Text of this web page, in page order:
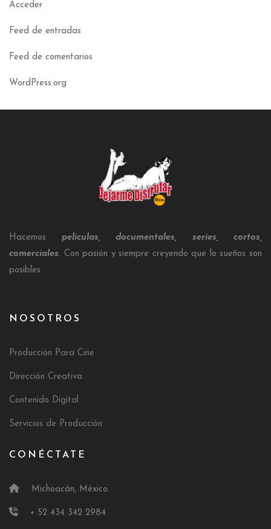
Acceder
Feed de entradas
Feed de comentarios
WordPress.org
Hacemos películas, documentales, series, cortos,
comerciales. Con pasión y siempre creyendo que lo sueños son
posibles.
NOSOTROS
Producción Para Cine
Dirección Creativa
Contenido Digital
Servicios de Producción
CONÉCTATE
Michoacán, México.
+ 52 434 342 2984